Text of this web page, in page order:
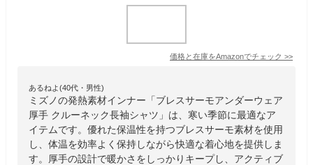
価格と在庫をAmazonでチェック >>
あるねよ(40代・男性)
ミズノの発熱素材インナー「ブレスサーモアンダーウェア
厚手 クルーネック長袖シャツ」は、寒い季節に最適なア
イテムです。優れた保温性を持つブレスサーモ素材を使用
し、体温を効率よく保持しながら快適な着心地を提供しま
す。厚手の設計で暖かさをしっかりキープし、アクティブ